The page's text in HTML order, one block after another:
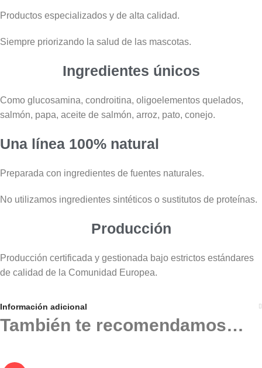
Productos especializados y de alta calidad.
Siempre priorizando la salud de las mascotas.
Ingredientes únicos
Como glucosamina, condroitina, oligoelementos quelados,
salmón, papa, aceite de salmón, arroz, pato, conejo.
Una línea 100% natural
Preparada con ingredientes de fuentes naturales.
No utilizamos ingredientes sintéticos o sustitutos de proteínas.
Producción
Producción certificada y gestionada bajo estrictos estándares
de calidad de la Comunidad Europea.
Información adicional
También te recomendamos…